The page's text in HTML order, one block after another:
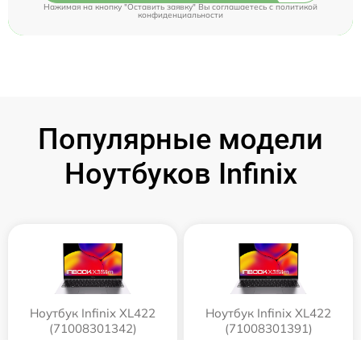
Нажимая на кнопку "Оставить заявку" Вы соглашаетесь cполитикой
конфиденциальности
Популярные модели
Ноутбуков Infinix
Ноутбук Infinix XL422
(71008301342)
Ноутбук Infinix XL422
(71008301391)